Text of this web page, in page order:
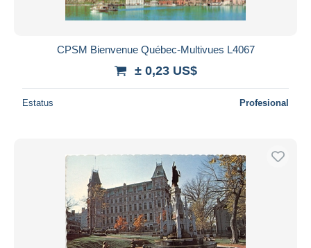
CPSM Bienvenue Québec-Multivues L4067
± 0,23 US$
Estatus Profesional